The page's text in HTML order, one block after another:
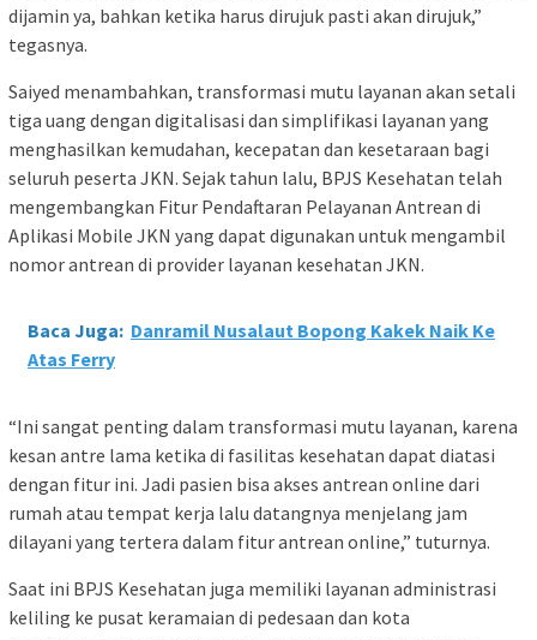
dijamin ya, bahkan ketika harus dirujuk pasti akan dirujuk,”
tegasnya.
Saiyed menambahkan, transformasi mutu layanan akan setali
tiga uang dengan digitalisasi dan simplifikasi layanan yang
menghasilkan kemudahan, kecepatan dan kesetaraan bagi
seluruh peserta JKN. Sejak tahun lalu, BPJS Kesehatan telah
mengembangkan Fitur Pendaftaran Pelayanan Antrean di
Aplikasi Mobile JKN yang dapat digunakan untuk mengambil
nomor antrean di provider layanan kesehatan JKN.
Baca Juga: Danramil Nusalaut Bopong Kakek Naik Ke
Atas Ferry
“Ini sangat penting dalam transformasi mutu layanan, karena
kesan antre lama ketika di fasilitas kesehatan dapat diatasi
dengan fitur ini. Jadi pasien bisa akses antrean online dari
rumah atau tempat kerja lalu datangnya menjelang jam
dilayani yang tertera dalam fitur antrean online,” tuturnya.
Saat ini BPJS Kesehatan juga memiliki layanan administrasi
keliling ke pusat keramaian di pedesaan dan kota